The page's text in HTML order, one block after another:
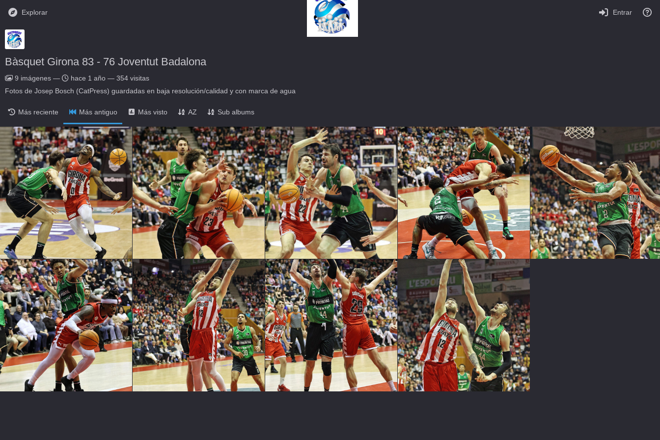
Explorar Entrar
Bàsquet Girona 83 - 76 Joventut Badalona
9 imágenes — hace 1 año — 354 visitas
Fotos de Josep Bosch (CatPress) guardadas en baja resolución/calidad y con marca de agua
Más reciente Más antiguo Más visto AZ Sub albums